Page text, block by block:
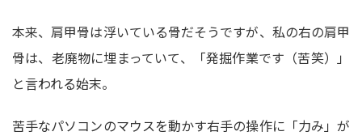
本来、肩甲骨は浮いている骨だそうですが、私の右の肩甲
骨は、老廃物に埋まっていて、「発掘作業です（苦笑）」
と言われる始末。
苦手なパソコンのマウスを動かす右手の操作に「力み」が